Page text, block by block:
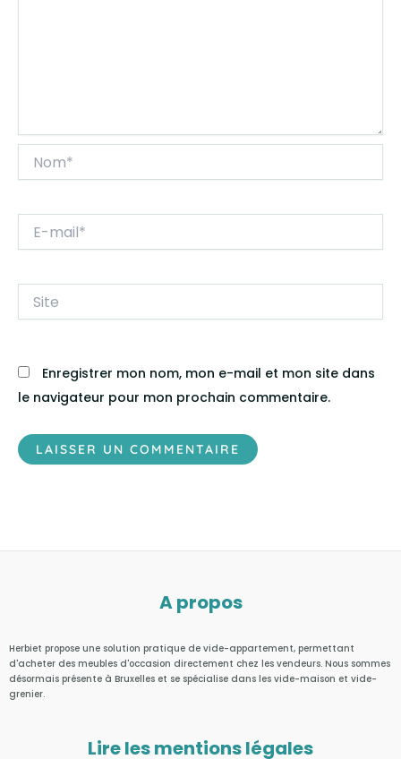
mail*
Enregistrer mon nom, mon e-mail et mon site dans
le navigateur pour mon prochain commentaire.
A propos
Herbiet propose une solution pratique de vide-appartement, permettant
d'acheter des meubles d'occasion directement chez les vendeurs. Nous sommes
désormais présente à Bruxelles et se spécialise dans les vide-maison et vide-
grenier.
Lire les mentions légales